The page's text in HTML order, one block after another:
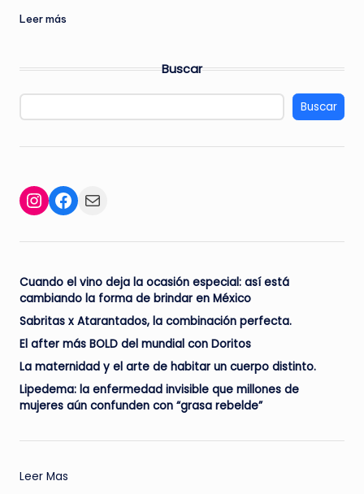
Leer más
Buscar
Buscar
Instagram
Facebook
Mail
Cuando el vino deja la ocasión especial: así está
cambiando la forma de brindar en México
Sabritas x Atarantados, la combinación perfecta.
El after más BOLD del mundial con Doritos
La maternidad y el arte de habitar un cuerpo distinto.
Lipedema: la enfermedad invisible que millones de
mujeres aún confunden con “grasa rebelde”
Leer Mas